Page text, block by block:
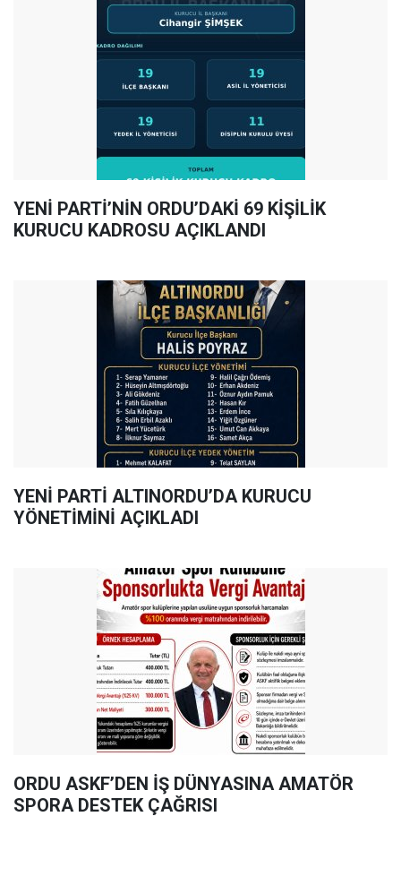
YENİ PARTİ’NİN ORDU’DAKİ 69 KİŞİLİK
KURUCU KADROSU AÇIKLANDI
YENİ PARTİ ALTINORDU’DA KURUCU
YÖNETİMİNİ AÇIKLADI
ORDU ASKF’DEN İŞ DÜNYASINA AMATÖR
SPORA DESTEK ÇAĞRISI